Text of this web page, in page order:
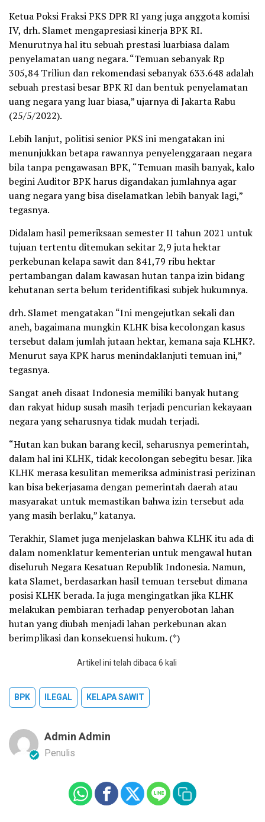
Ketua Poksi Fraksi PKS DPR RI yang juga anggota komisi
IV, drh. Slamet mengapresiasi kinerja BPK RI.
Menurutnya hal itu sebuah prestasi luarbiasa dalam
penyelamatan uang negara. “Temuan sebanyak Rp
305,84 Triliun dan rekomendasi sebanyak 633.648 adalah
sebuah prestasi besar BPK RI dan bentuk penyelamatan
uang negara yang luar biasa,” ujarnya di Jakarta Rabu
(25/5/2022).
Lebih lanjut, politisi senior PKS ini mengatakan ini
menunjukkan betapa rawannya penyelenggaraan negara
bila tanpa pengawasan BPK, “Temuan masih banyak, kalo
begini Auditor BPK harus digandakan jumlahnya agar
uang negara yang bisa diselamatkan lebih banyak lagi,”
tegasnya.
Didalam hasil pemeriksaan semester II tahun 2021 untuk
tujuan tertentu ditemukan sekitar 2,9 juta hektar
perkebunan kelapa sawit dan 841,79 ribu hektar
pertambangan dalam kawasan hutan tanpa izin bidang
kehutanan serta belum teridentifikasi subjek hukumnya.
drh. Slamet mengatakan “Ini mengejutkan sekali dan
aneh, bagaimana mungkin KLHK bisa kecolongan kasus
tersebut dalam jumlah jutaan hektar, kemana saja KLHK?.
Menurut saya KPK harus menindaklanjuti temuan ini,”
tegasnya.
Sangat aneh disaat Indonesia memiliki banyak hutang
dan rakyat hidup susah masih terjadi pencurian kekayaan
negara yang seharusnya tidak mudah terjadi.
“Hutan kan bukan barang kecil, seharusnya pemerintah,
dalam hal ini KLHK, tidak kecolongan sebegitu besar. Jika
KLHK merasa kesulitan memeriksa administrasi perizinan
kan bisa bekerjasama dengan pemerintah daerah atau
masyarakat untuk memastikan bahwa izin tersebut ada
yang masih berlaku,” katanya.
Terakhir, Slamet juga menjelaskan bahwa KLHK itu ada di
dalam nomenklatur kementerian untuk mengawal hutan
diseluruh Negara Kesatuan Republik Indonesia. Namun,
kata Slamet, berdasarkan hasil temuan tersebut dimana
posisi KLHK berada. Ia juga mengingatkan jika KLHK
melakukan pembiaran terhadap penyerobotan lahan
hutan yang diubah menjadi lahan perkebunan akan
berimplikasi dan konsekuensi hukum. (*)
Artikel ini telah dibaca 6 kali
BPK ILEGAL KELAPA SAWIT
Admin Admin
Penulis